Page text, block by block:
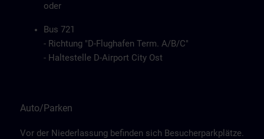
oder
Bus 721
- Richtung "D-Flughafen Term. A/B/C"
- Haltestelle D-Airport City Ost
Auto/Parken
Vor der Niederlassung befinden sich Besucherparkplätze.